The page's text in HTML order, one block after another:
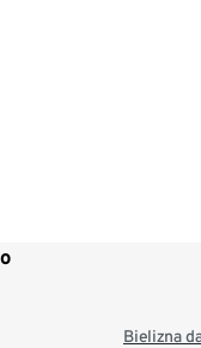
Bielizna